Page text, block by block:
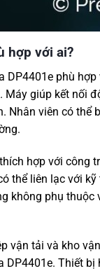
hợp với ai?
DP4401e phù
Máy giúp kết nối
Nhân viên có thể
hợp với công
thể liên lạc với
không phụ thuộc
vận tải và kho
DP4401e. Thiết bị